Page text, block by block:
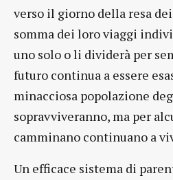
verso il giorno della resa
somma dei loro viaggi
uno solo o li dividerà per
futuro continua a essere
minacciosa popolazione
sopravviveranno, ma per
camminano continuano a
Un efficace sistema di